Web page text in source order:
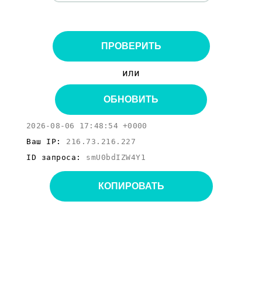
ПРОВЕРИТЬ
или
ОБНОВИТЬ
2026-08-06 17:48:54 +0000
Ваш IP: 216.73.216.227
ID запроса: smU0bdIZW4Y1
КОПИРОВАТЬ